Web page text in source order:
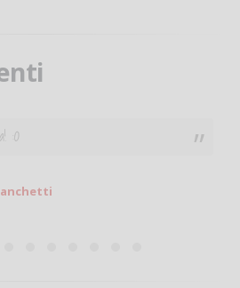
da poco e vorrei tornare a
e puoi giocare fammi sapere.